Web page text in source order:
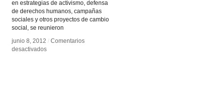
en estrategias de activismo, defensa
de derechos humanos, campañas
sociales y otros proyectos de cambio
social, se reunieron
junio 8, 2012 / Comentarios
desactivadosen
junio 8, 2012 / Comentarios
desactivadosen